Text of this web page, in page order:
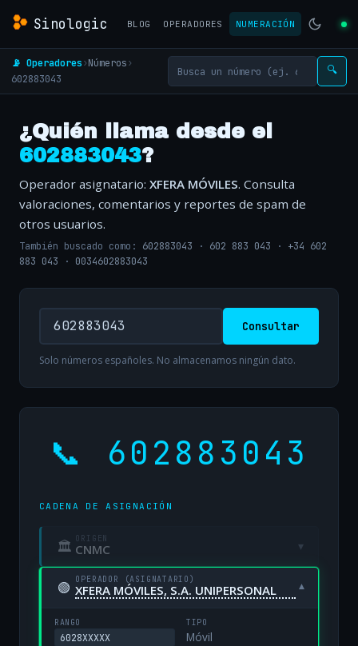
Sinologic BLOG OPERADORES NUMERACIÓN
📡 Operadores›Números›
602883043
🔍
¿Quién llama desde el
602883043?
Operador asignatario: XFERA MÓVILES. Consulta
valoraciones, comentarios y reportes de spam de
otros usuarios.
También buscado como: 602883043 · 602 883 043 · +34 602
883 043 · 0034602883043
Consultar
Solo números españoles. No almacenamos ningún dato.
📞 602883043
CADENA DE ASIGNACIÓN
🏛 ORIGEN
CNMC ▾
🟢 OPERADOR (ASIGNATARIO)
XFERA MÓVILES, S.A. UNIPERSONAL ▾
RANGO
6028XXXXX
TIPO
Móvil